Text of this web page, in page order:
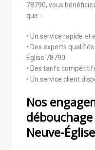
78790, vous
que :
• Un service rapide et
• Des experts
Église 78790
• Des tarifs
• Un service client
Nos
Neuve-